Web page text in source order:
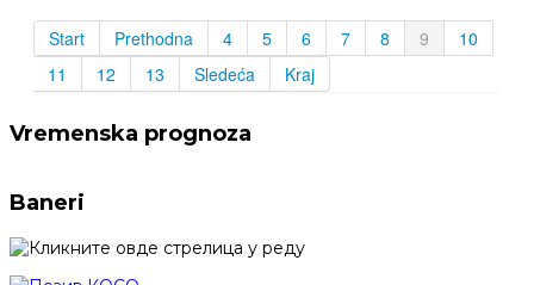
Start Prethodna 4 5 6 7 8 9
10
11
12 13 Sledeća Kraj
Vremenska prognoza
Baneri